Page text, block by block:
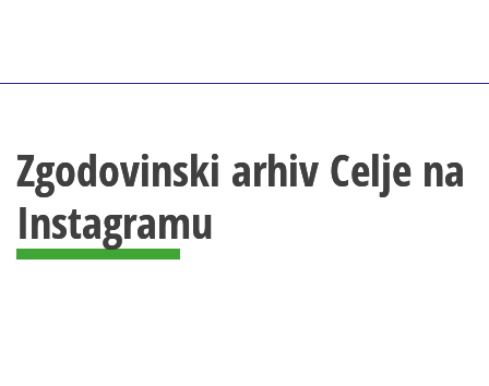
Zgodovinski arhiv Celje na
Instagramu